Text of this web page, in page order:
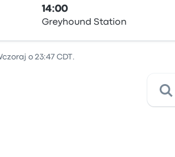
14:00
Greyhound Station
o 23:47 CDT.